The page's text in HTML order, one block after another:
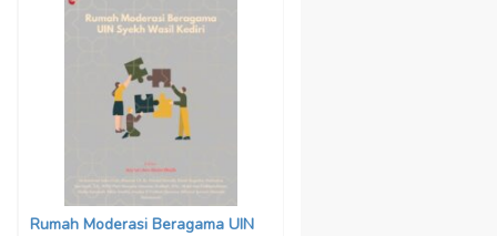
Rumah Moderasi Beragama UIN